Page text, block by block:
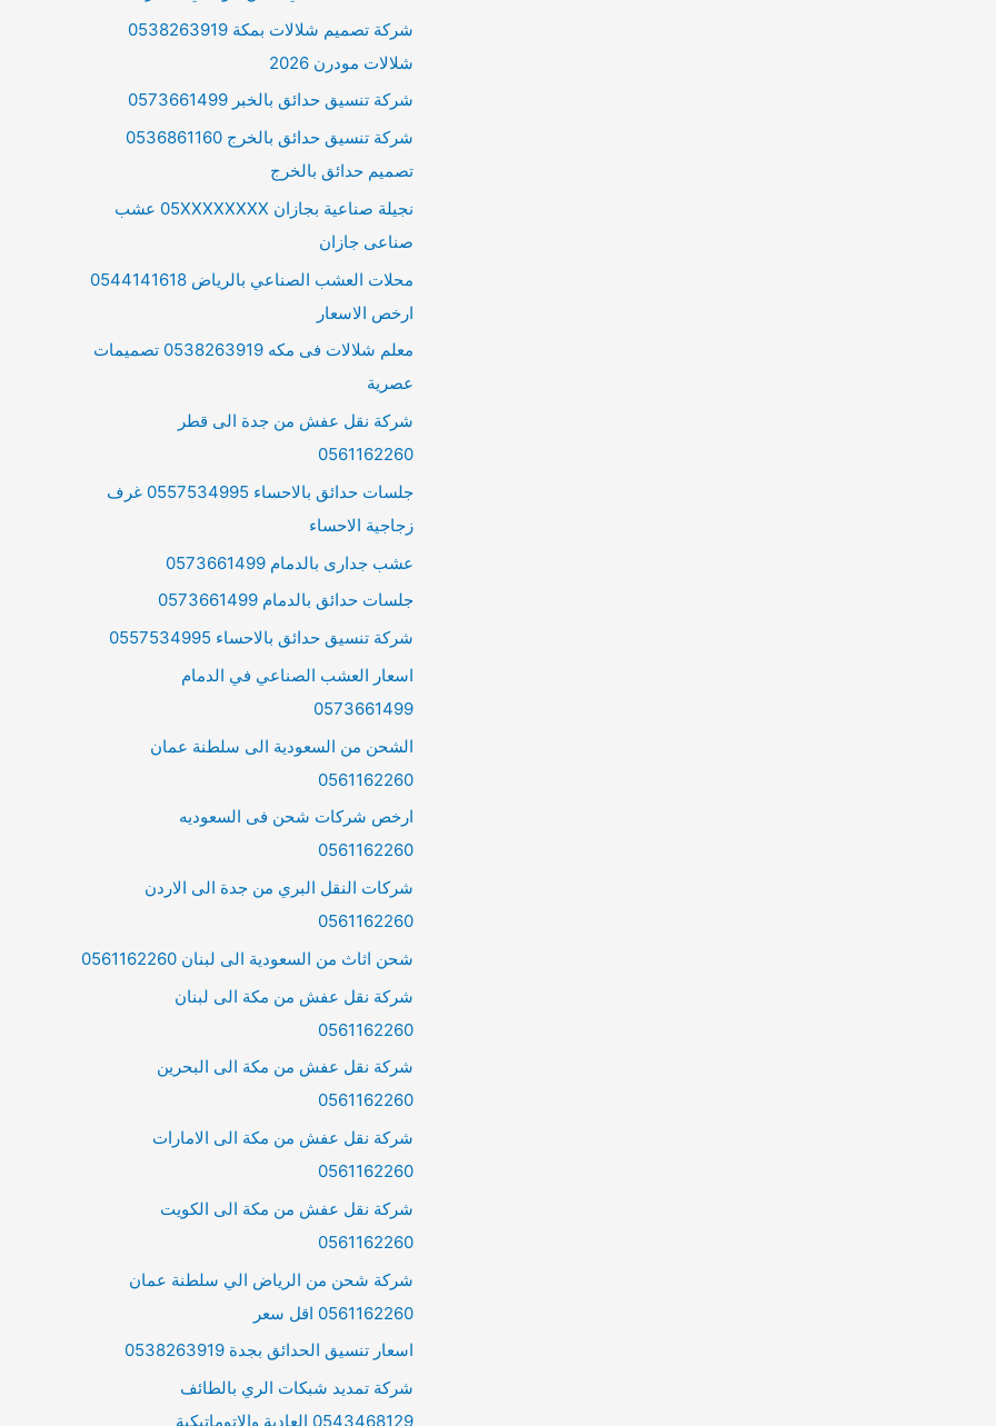
شركة تصميم شلالات بمكة 0538263919
شلالات مودرن 2026
شركة تنسيق حدائق بالخبر 0573661499
شركة تنسيق حدائق بالخرج 0536861160
تصميم حدائق بالخرج
نجيلة صناعية بجازان 05XXXXXXXX عشب
صناعى جازان
محلات العشب الصناعي بالرياض 0544141618
ارخص الاسعار
معلم شلالات فى مكه 0538263919 تصميمات
عصرية
شركة نقل عفش من جدة الى قطر
0561162260
جلسات حدائق بالاحساء 0557534995 غرف
زجاجية الاحساء
عشب جدارى بالدمام 0573661499
جلسات حدائق بالدمام 0573661499
شركة تنسيق حدائق بالاحساء 0557534995
اسعار العشب الصناعي في الدمام
0573661499
الشحن من السعودية الى سلطنة عمان
0561162260
ارخص شركات شحن فى السعوديه
0561162260
شركات النقل البري من جدة الى الاردن
0561162260
شحن اثاث من السعودية الى لبنان 0561162260
شركة نقل عفش من مكة الى لبنان
0561162260
شركة نقل عفش من مكة الى البحرين
0561162260
شركة نقل عفش من مكة الى الامارات
0561162260
شركة نقل عفش من مكة الى الكويت
0561162260
شركة شحن من الرياض الي سلطنة عمان
0561162260 اقل سعر
اسعار تنسيق الحدائق بجدة 0538263919
شركة تمديد شبكات الري بالطائف
0543468129 العادية والاتوماتيكية